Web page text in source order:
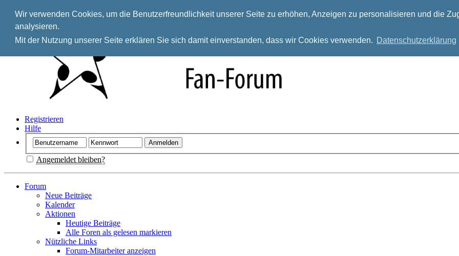
Wir verwenden Cookies, um die Benutzerfreundlichkeit unserer Seite zu erhöhen, Anzeigen zu personalisieren und die
analysieren.
Mit der Nutzung unserer Seite erklären Sie sich damit einverstanden, dass wir Cookies verwenden. Datenschutzerklärung
Registrieren
Hilfe
Angemeldet bleiben?
Forum
Neue Beiträge
Kalender
Aktionen
Heutige Beiträge
Alle Foren als gelesen markieren
Nützliche Links
Forum-Mitarbeiter anzeigen